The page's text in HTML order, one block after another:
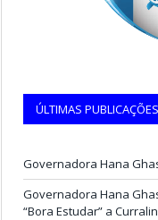
ÚLTIMAS PUBLICAÇÕES
Governadora Hana
Governadora Hana
“Bora Estudar” a